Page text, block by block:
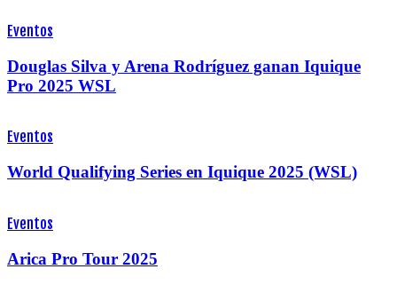
Eventos
Douglas Silva y Arena Rodríguez ganan Iquique
Pro 2025 WSL
Eventos
World Qualifying Series en Iquique 2025 (WSL)
Eventos
Arica Pro Tour 2025